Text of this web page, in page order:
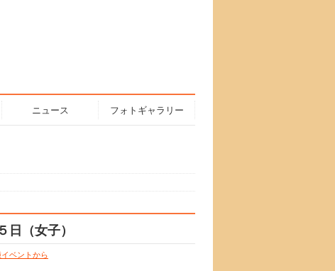
ニュース フォトギャラリー
（女子）
ベントから